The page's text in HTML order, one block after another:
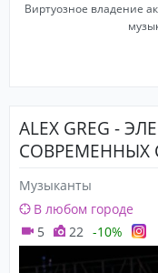
Виртуозное владение
ALEX GREG -
СОВРЕМЕННЫХ
Музыканты
В любом городе
5
22 -10%